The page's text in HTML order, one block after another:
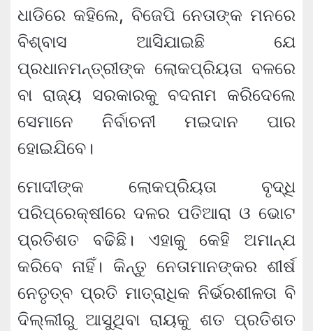
ଧାଡିରେ କହିଲେ, ବିଜେପି ନେତାଙ୍କ ମନରେ
ବିଶ୍ବାସ ଆସିଯାଇଛି ଯେ
ପ୍ରଧାନମନ୍ତ୍ରୀଙ୍କ ଲୋକପ୍ରିୟତା ବଳରେ
ବା ରାଜ୍ୟ ସରକାରକୁ ବଦନାମ କରିଦେଲେ
ସେମାନେ ନିର୍ବାଚନୀ ମଇଦାନ ପାର
ହୋଇଯିବେ।
ମୋଦୀଙ୍କ ଲୋକପ୍ରିୟତା ବୃଦ୍ଧି
ପରିପ୍ରେକ୍ଷୀରେ ଦଳର ପତିଆରା ଓ ଭୋଟ
ପ୍ରତିଶତ ବଢିଛି। ଏହାକୁ କେହି ଅମାନ୍ଯ
କରିବେ ନାହିଁ। କିନ୍ତୁ ନେତାମାନଙ୍କର ଶୀର୍ଷ
ନେତୃତ୍ବ ପ୍ରତି ମାତ୍ରାଧିକ ନିର୍ଭରଶୀଳତା ବି
ଦିଲ୍ଲୀରୁ ଆସୁଥିବା ରାୟକୁ ଶତ ପ୍ରତିଶତ